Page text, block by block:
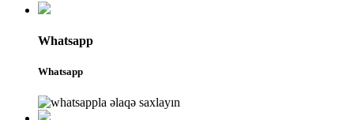
Whatsapp
Whatsapp